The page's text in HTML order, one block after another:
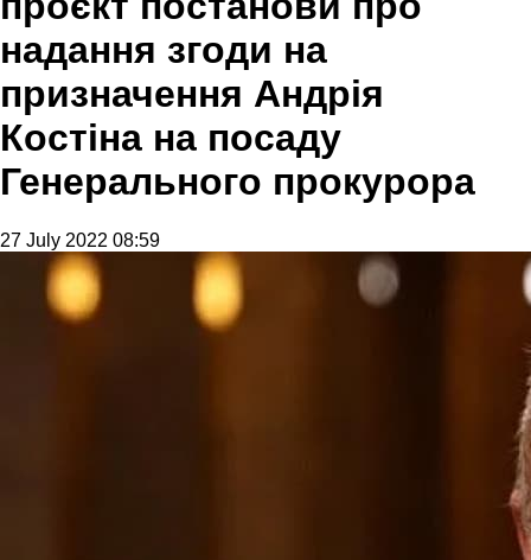
надання згоди на
призначення Андрія
Костіна на посаду
Генерального прокурора
27 July 2022 08:59